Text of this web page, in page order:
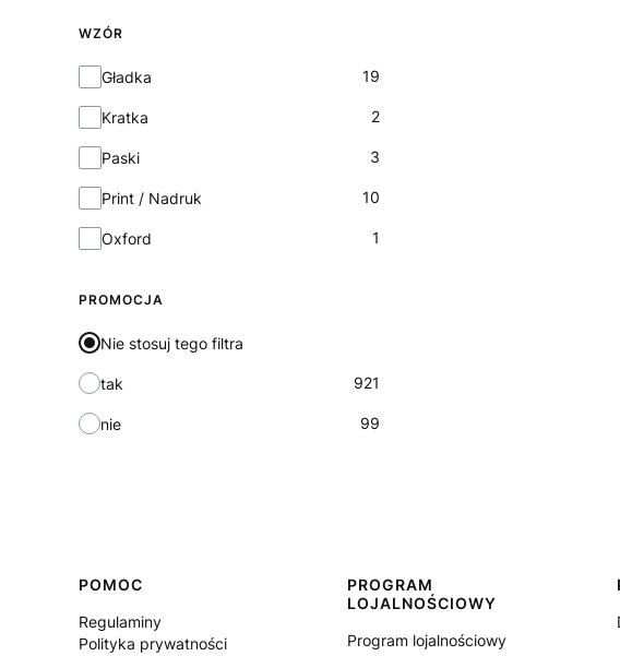
WZÓR
Wzór
Gładka 19
Kratka 2
Paski 3
Print / Nadruk 10
Oxford 1
PROMOCJA
Nie stosuj tego filtra
tak 921
nie 99
Linki w stopce
POMOC
Regulaminy
Polityka prywatności
PROGRAM
LOJALNOŚCIOWY
Program lojalnościowy